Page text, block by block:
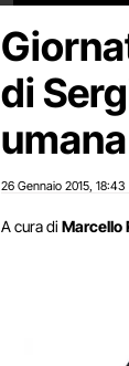
di
26 Gennaio 2015 18:43
A cura di Marcello